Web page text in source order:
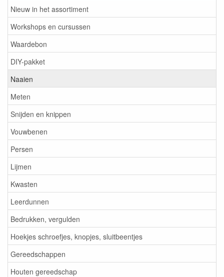
Nieuw in het assortiment
Workshops en cursussen
Waardebon
DIY-pakket
Naaien
Meten
Snijden en knippen
Vouwbenen
Persen
Lijmen
Kwasten
Leerdunnen
Bedrukken, vergulden
Hoekjes schroefjes, knopjes, sluitbeentjes
Gereedschappen
Houten gereedschap